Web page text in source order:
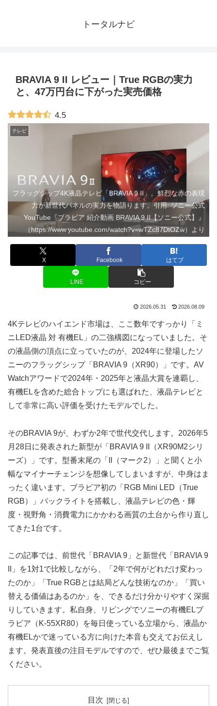
トータルナビ
BRAVIA 9 II レビュー｜True RGBの実力
と、47万円台に下がった実売価格
4.5
テレビ
フラッグシップ4K液晶テレビ「BRAVIA 9 II」。鮮烈な赤の表現
力が新世代パネルの実力を物語ります。引用: ソニー公式
YouTube『ブラビア 紹介動画 BRAVIA 9 II【ソニー公式】』
（https://www.youtube.com/watch?v=wTZc87DtOZw）より
X Facebook はてブ
LINE コピー
2026.05.31 2026.08.09
4Kテレビのハイエンド市場は、ここ数年ですっかり「ミ
ニLED液晶 対 有機EL」の二強構図になっていました。そ
の液晶側の頂点に立っていたのが、2024年に登場したソ
ニーのフラッグシップ「BRAVIA 9（XR90）」です。AV
Watchアワードで2024年・2025年と液晶大賞を連覇し、
有機ELを含めた総合トップにも選ばれた、液晶テレビと
して非常に高い評価を受けたモデルでした。
そのBRAVIA 9が、わずか2年で世代交代します。2026年5
月28日に発表された新型が「BRAVIA 9 II（XR90M2シリ
ーズ）」です。型番末尾の「II（マーク2）」と聞くと小
幅なマイナーチェンジを想像してしまいますが、中身はま
ったく違います。ブラビア初の「RGB Mini LED（True
RGB）」バックライトを搭載し、液晶テレビの色・輝
度・視野角・消費電力にかかわる画質の土台から作り直し
てきた1台です。
この記事では、前世代「BRAVIA 9」と新世代「BRAVIA 9
II」を1対1で比較しながら、「2年で何がどれだけ変わっ
たのか」「True RGBとは結局どんな技術なのか」「買い
替える価値はあるのか」を、できるだけ分かりやすく深掘
りしていきます。私自身、リビングでソニーの有機ELブ
ラビア（K-55XR80）を毎日使っている立場から、液晶か
有機ELかで迷っている方に向けた本音も交えてお伝えし
ます。発表直後の注目モデルですので、ぜひ最後までご覧
ください。
目次